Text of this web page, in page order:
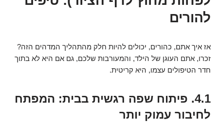
להורים
אז איך אתם, כהורים, יכולים להיות חלק מהתהליך המדהים הזה?
זכרו, אתם העוגן של הילד, והמעורבות שלכם, גם אם היא לא בתוך
חדר הטיפולים עצמו, היא קריטית.
4.1. פיתוח שפה רגשית בבית: המפתח
לחיבור עמוק יותר